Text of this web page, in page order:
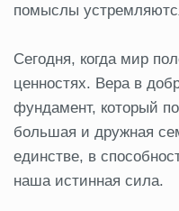
помыслы
Сегодня, когда мир
ценностях. Вера в
фундамент, который
большая и дружная
единстве, в
наша истинная сила.